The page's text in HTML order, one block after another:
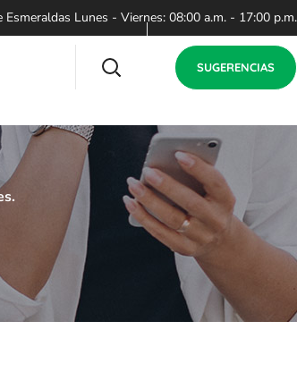
Lunes - Viernes: 08:00 a.m. - 17:00 p.m.
SUGERENCIAS